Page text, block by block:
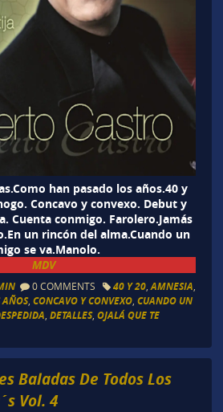
han pasado los años.40 y
Concavo y convexo. Debut y
Cuenta conmigo. Farolero.Jamás
un rincón del alma.Cuando un
se va.Manolo.
MDV
0 COMMENTS 40 Y 20, AMNESIA
AÑOS, CONCAVO Y CONVEXO, CUANDO UN
DETALLES, OJALÁ QUE TE
Baladas De Todos Los
Vol. 4